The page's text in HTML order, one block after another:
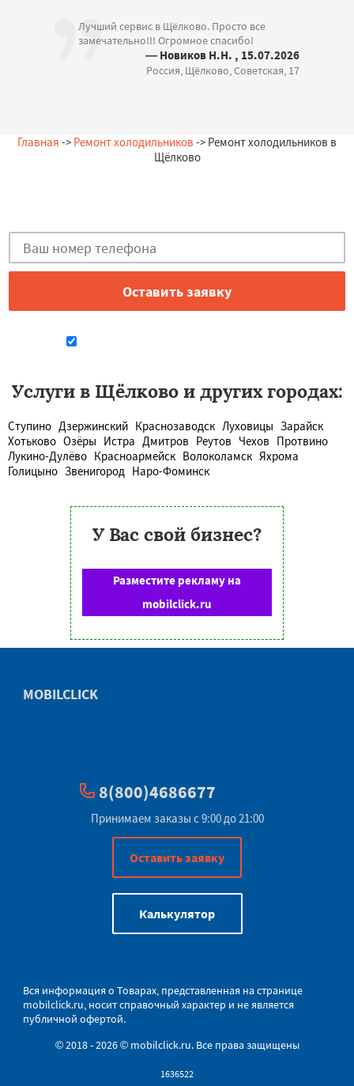
Лучший сервис в Щёлково. Просто все
замечательно!!! Огромное спасибо!
— Новиков Н.Н. , 15.07.2026
Россия, Щёлково, Советская, 17
Главная -> Ремонт холодильников -> Ремонт холодильников в
Щёлково
Услуги в Щёлково и других городах:
Ступино Дзержинский Краснозаводск Луховицы Зарайск
Хотьково Озёры Истра Дмитров Реутов Чехов Протвино
Лукино-Дулёво Красноармейск Волоколамск Яхрома
Голицыно Звенигород Наро-Фоминск
У Вас свой бизнес?
Разместите рекламу на
mobilclick.ru
MOBILCLICK
8(800)4686677
Принимаем заказы с 9:00 до 21:00
Оставить заявку
Калькулятор
Вся информация о Товарах, представленная на странице
mobilclick.ru, носит справочный характер и не является
публичной офертой.
© 2018 - 2026 © mobilclick.ru. Все права защищены
1636522